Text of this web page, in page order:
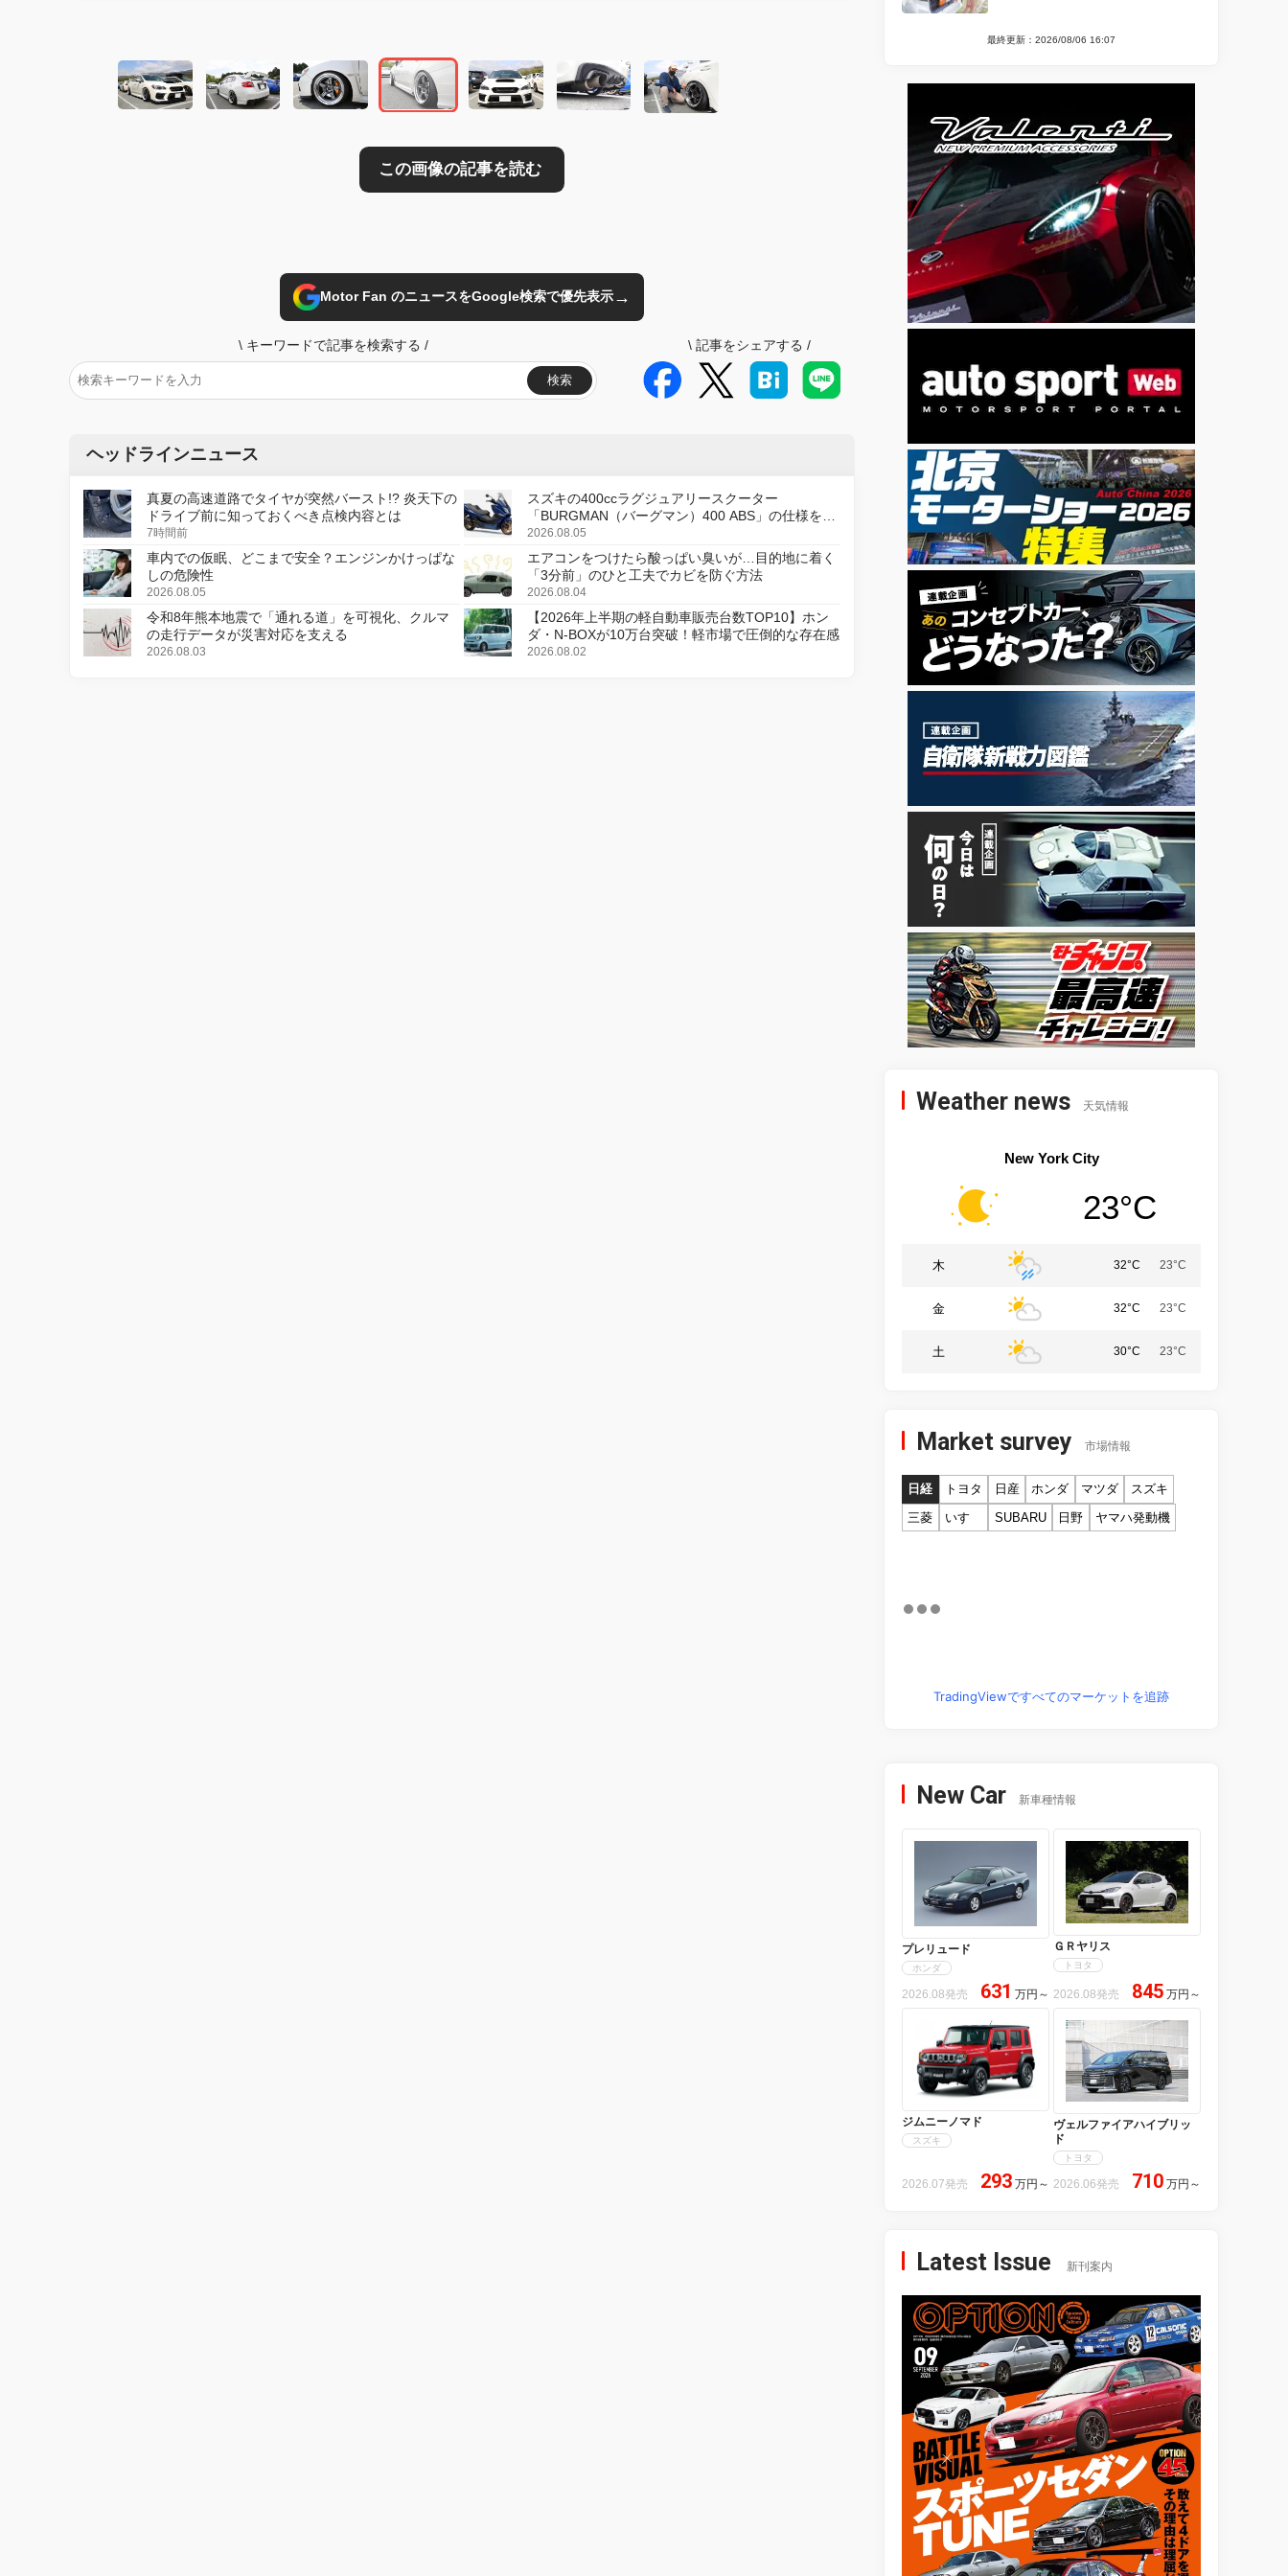
Motor Fan のニュースをGoogle検索で優先表示→
\ キーワードで記事を検索する /
検索
\ 記事をシェアする /
ヘッドラインニュース
真夏の高速道路でタイヤが突然バースト!? 炎天下の
ドライブ前に知っておくべき点検内容とは
7時間前
スズキの400ccラグジュアリースクーター
「BURGMAN（バーグマン）400 ABS」の仕様を変
更し、8月18日に発売
2026.08.05
車内での仮眠、どこまで安全？エンジンかけっぱな
しの危険性
2026.08.05
エアコンをつけたら酸っぱい臭いが…目的地に着く
「3分前」のひと工夫でカビを防ぐ方法
2026.08.04
令和8年熊本地震で「通れる道」を可視化、クルマ
の走行データが災害対応を支える
2026.08.03
【2026年上半期の軽自動車販売台数TOP10】ホン
ダ・N-BOXが10万台突破！軽市場で圧倒的な存在感
2026.08.02
最終更新：2026/08/06 16:07
Weather news 天気情報
New York City
23°C
木 32°C 23°C
金 32°C 23°C
土 30°C 23°C
Market survey 市場情報
日経 トヨタ 日産 ホンダ マツダ
スズキ
三菱
いすゞ SUBARU 日野 ヤマハ発動機
TradingViewですべてのマーケットを追跡
New Car 新車種情報
プレリュード
ホンダ
2026.08発売 631 万円 ～
ＧＲヤリス
トヨタ
2026.08発売 845 万円 ～
ジムニーノマド
スズキ
2026.07発売 293 万円 ～
ヴェルファイアハイブリッ
ド
トヨタ
2026.06発売 710 万円 ～
Latest Issue 新刊案内